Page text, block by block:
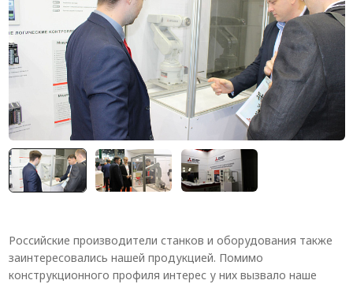
Российские производители станков и оборудования также
заинтересовались нашей продукцией. Помимо
конструкционного профиля интерес у них вызвало наше